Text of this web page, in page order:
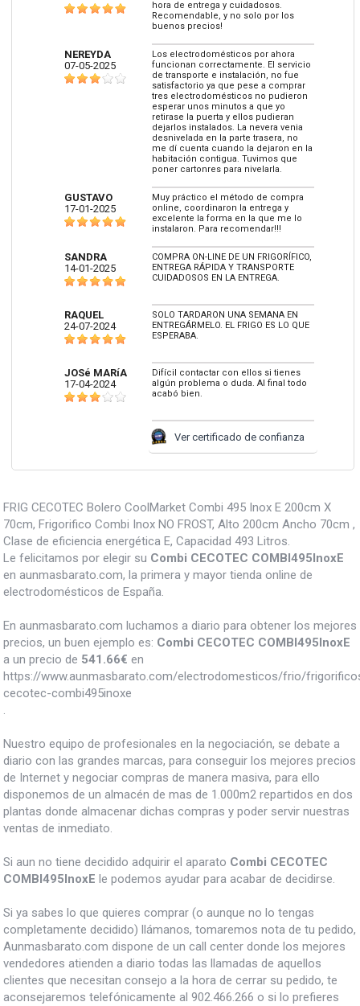
hora de entrega y cuidadosos.
Recomendable, y no solo por los
buenos precios!
NEREYDA
07-05-2025
Los electrodomésticos por ahora
funcionan correctamente. El servicio
de transporte e instalación, no fue
satisfactorio ya que pese a comprar
tres electrodomésticos no pudieron
esperar unos minutos a que yo
retirase la puerta y ellos pudieran
dejarlos instalados. La nevera venia
desnivelada en la parte trasera, no
me dí cuenta cuando la dejaron en la
habitación contigua. Tuvimos que
poner cartonres para nivelarla.
GUSTAVO
17-01-2025
Muy práctico el método de compra
online, coordinaron la entrega y
excelente la forma en la que me lo
instalaron. Para recomendar!!!
SANDRA
14-01-2025
COMPRA ON-LINE DE UN FRIGORÍFICO,
ENTREGA RÁPIDA Y TRANSPORTE
CUIDADOSOS EN LA ENTREGA.
RAQUEL
24-07-2024
SOLO TARDARON UNA SEMANA EN
ENTREGÁRMELO. EL FRIGO ES LO QUE
ESPERABA.
JOSé MARíA
17-04-2024
Difícil contactar con ellos si tienes
algún problema o duda. Al final todo
acabó bien.
Ver certificado de confianza
FRIG CECOTEC Bolero CoolMarket Combi 495 Inox E 200cm X
70cm, Frigorifico Combi Inox NO FROST, Alto 200cm Ancho 70cm ,
Clase de eficiencia energética E, Capacidad 493 Litros.
Le felicitamos por elegir su Combi CECOTEC COMBI495InoxE
en aunmasbarato.com, la primera y mayor tienda online de
electrodomésticos de España.
En aunmasbarato.com luchamos a diario para obtener los mejores
precios, un buen ejemplo es: Combi CECOTEC COMBI495InoxE
a un precio de 541.66€ en
https://www.aunmasbarato.com/electrodomesticos/frio/
cecotec-combi495inoxe
.
Nuestro equipo de profesionales en la negociación, se debate a
diario con las grandes marcas, para conseguir los mejores precios
de Internet y negociar compras de manera masiva, para ello
disponemos de un almacén de mas de 1.000m2 repartidos en dos
plantas donde almacenar dichas compras y poder servir nuestras
ventas de inmediato.
Si aun no tiene decidido adquirir el aparato Combi CECOTEC
COMBI495InoxE le podemos ayudar para acabar de decidirse.
Si ya sabes lo que quieres comprar (o aunque no lo tengas
completamente decidido) llámanos, tomaremos nota de tu pedido,
Aunmasbarato.com dispone de un call center donde los mejores
vendedores atienden a diario todas las llamadas de aquellos
clientes que necesitan consejo a la hora de cerrar su pedido, te
aconsejaremos telefónicamente al 902.466.266 o si lo prefieres